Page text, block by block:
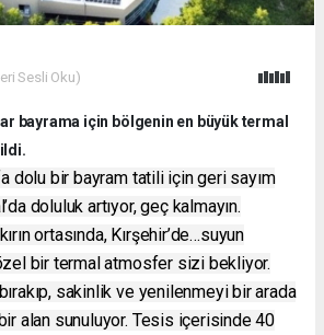
Sesli Oku)
bayrama için bölgenin en büyük termal
dolu bir bayram tatili için geri sayım
doluluk artıyor, geç kalmayın.
ortasında, Kırşehir’de…suyun
bir termal atmosfer sizi bekliyor.
sakinlik ve yenilenmeyi bir arada
alan sunuluyor. Tesis içerisinde 40